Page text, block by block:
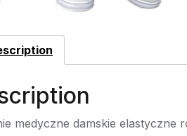
medyczne damskie elastyczne